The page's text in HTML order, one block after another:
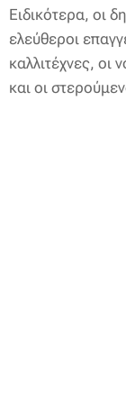
Ειδικότερα, οι
ελεύθεροι
καλλιτέχνες, οι
και οι